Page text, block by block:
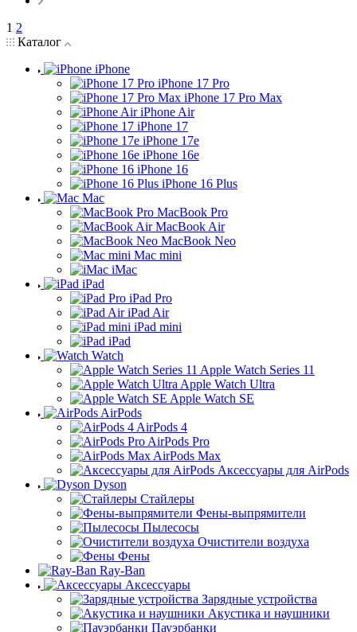
1 2
Каталог
iPhone
iPhone 17 Pro
iPhone 17 Pro Max
iPhone Air
iPhone 17
iPhone 17e
iPhone 16e
iPhone 16
iPhone 16 Plus
Mac
MacBook Pro
MacBook Air
MacBook Neo
Mac mini
iMac
iPad
iPad Pro
iPad Air
iPad mini
iPad
Watch
Apple Watch Series 11
Apple Watch Ultra
Apple Watch SE
AirPods
AirPods 4
AirPods Pro
AirPods Max
Аксессуары для AirPods
Dyson
Стайлеры
Фены-выпрямители
Пылесосы
Очистители воздуха
Фены
Ray-Ban
Аксессуары
Зарядные устройства
Акустика и наушники
Пауэрбанки